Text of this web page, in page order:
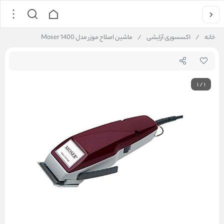
خانه / اکسسوری آرایشی / ماشین اصلاح موزر مدل Moser 1400
1/1